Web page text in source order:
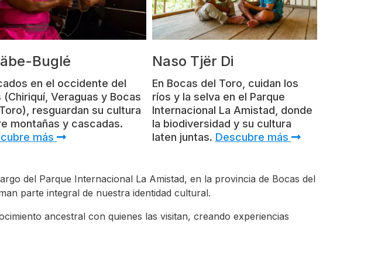
Buglé
en el occidente del
(Chiriquí, Veraguas y Bocas
resguardan su cultura
montañas y cascadas.
más
Naso Tjër Di
En Bocas del Toro, cuidan los
ríos y la selva en el Parque
Internacional La Amistad, donde
la biodiversidad y su cultura
laten juntas. Descubre más
del Parque Internacional La Amistad, en la provincia de Bocas del
parte integral de nuestra identidad cultural.
ancestral con quienes las visitan, creando experiencias